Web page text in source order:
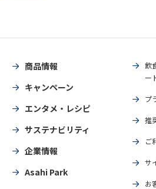
商品情報
キャンペーン
エンタメ・レシピ
サステナビリティ
企業情報
Asahi Park
飲
ー
プ
推
ご
サ
お